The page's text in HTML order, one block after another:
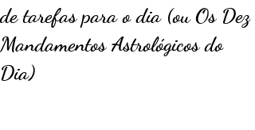
de tarefas para o dia (ou Os Dez
Mandamentos Astrológicos do
Dia)